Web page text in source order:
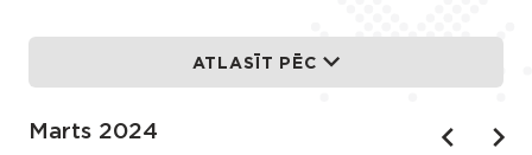
ATLASĪT PĒC
Marts 2024